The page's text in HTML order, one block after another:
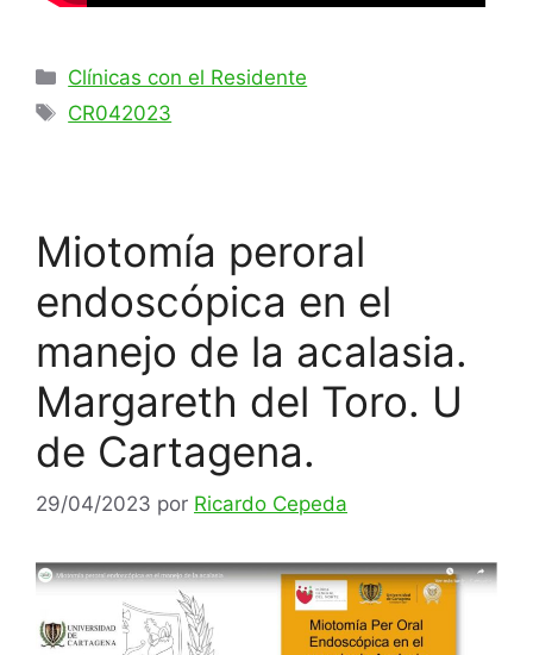
Clínicas con el Residente
CR042023
Miotomía peroral
endoscópica en el
manejo de la acalasia.
Margareth del Toro. U
de Cartagena.
29/04/2023 por Ricardo Cepeda